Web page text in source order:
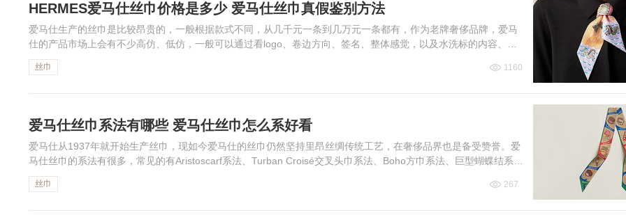
HERMES爱马仕丝巾价格是多少 爱马仕丝巾真假鉴别方法
爱马仕生产的丝巾是比较昂贵的，一般根据款式不同，从几千元一条到几万元一条都有，作为老牌奢侈品牌，爱马
仕的产品市场上会有不少高仿、低仿，一般可以通过看logo、卷边方向、签名、整体感觉，以及水洗标的内容、位
置和缝线颜色来判断真假。下面一起来了解一下HERMES爱马仕丝巾价格是多少以...
丝巾 1160
爱马仕丝巾系法有哪些 爱马仕丝巾怎么系好看
爱马仕从1937年就开始生产丝巾，现如今爱马仕的丝巾仍然坚持里昂丝绸传统工艺，在奢侈品界也是备受赞誉。爱
马仕丝巾的系法有很多，常见的有Aristoscarf系法、Turban Croisé交叉头巾系法、Boho方巾系法、巨型蝴蝶结系法
等，可以将丝巾系在脖子上、腰部、头上、手上哪个...
丝巾 267